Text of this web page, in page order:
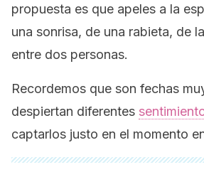
propuesta es que apeles a la
una sonrisa, de una rabieta, de
entre dos personas.
Recordemos que son fechas
despiertan diferentes
captarlos justo en el momento